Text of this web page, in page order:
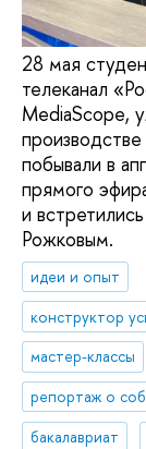
28 мая
телеканал
MediaScope,
побывали в
прямого
и
Рожковым.
идеи и опыт
конструктор
мастер-классы
репортаж о
бакалавриат